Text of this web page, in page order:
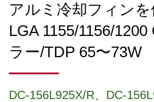
アルミ冷却フィン
LGA 1155/1156/
ラー/TDP 65〜73W
DC-156L925X/R、DC-